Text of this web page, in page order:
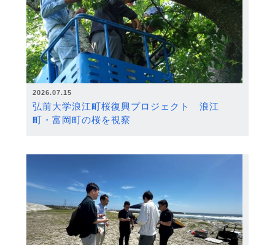
2026.07.15
弘前大学浪江町桜復興プロジェクト 浪江
町・富岡町の桜を視察